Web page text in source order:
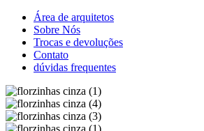
Área de arquitetos
Sobre Nós
Trocas e devoluções
Contato
dúvidas frequentes